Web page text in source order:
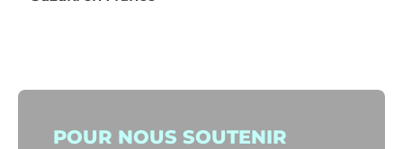
POUR NOUS SOUTENIR